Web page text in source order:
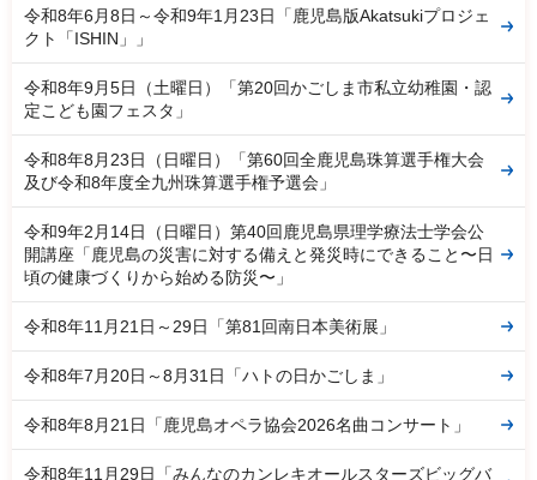
令和8年6月8日～令和9年1月23日「鹿児島版Akatsukiプロジェ
クト「ISHIN」」
令和8年9月5日（土曜日）「第20回かごしま市私立幼稚園・認
定こども園フェスタ」
令和8年8月23日（日曜日）「第60回全鹿児島珠算選手権大会
及び令和8年度全九州珠算選手権予選会」
令和9年2月14日（日曜日）第40回鹿児島県理学療法士学会公
開講座「鹿児島の災害に対する備えと発災時にできること〜日
頃の健康づくりから始める防災〜」
令和8年11月21日～29日「第81回南日本美術展」
令和8年7月20日～8月31日「ハトの日かごしま」
令和8年8月21日「鹿児島オペラ協会2026名曲コンサート」
令和8年11月29日「みんなのカンレキオールスターズビッグバ